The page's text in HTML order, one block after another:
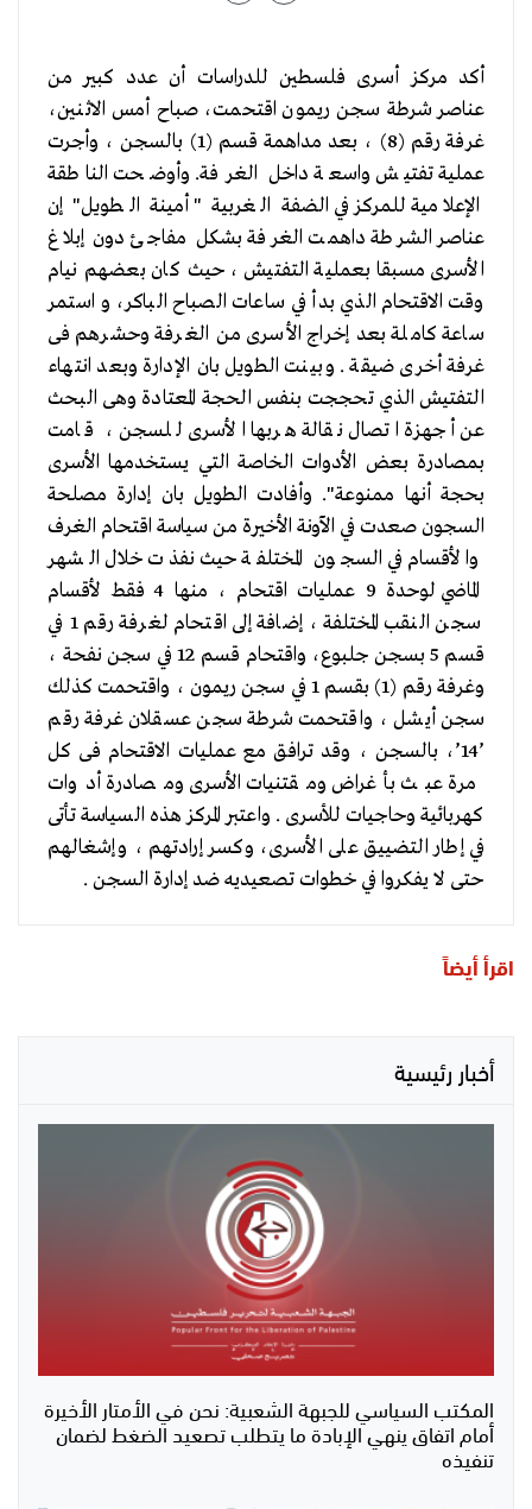
أكد مركز أسرى فلسطين للدراسات أن عدد كبير من
عناصر شرطة سجن ريمون اقتحمت، صباح أمس الاثنين،
غرفة رقم (8) ، بعد مداهمة قسم (1) بالسجن ، وأجرت
عملية تفتيش واسعة داخل الغرفة. وأوضحت الناطقة
الإعلامية للمركز في الضفة الغربية " أمينة الطويل" إن
عناصر الشرطة داهمت الغرفة بشكل مفاجئ دون إبلاغ
الأسرى مسبقا بعملية التفتيش ، حيث كان بعضهم نيام
وقت الاقتحام الذي بدأ في ساعات الصباح الباكر، و استمر
ساعة كاملة بعد إخراج الأسرى من الغرفة وحشرهم فى
غرفة أخرى ضيقة . وبينت الطويل بان الإدارة وبعد انتهاء
التفتيش الذي تحججت بنفس الحجة المعتادة وهى البحث
عن أجهزة اتصال نقالة هربها الأسرى للسجن ، قامت
بمصادرة بعض الأدوات الخاصة التي يستخدمها الأسرى
بحجة أنها ممنوعة". وأفادت الطويل بان إدارة مصلحة
السجون صعدت في الآونة الأخيرة من سياسة اقتحام الغرف
والأقسام في السجون المختلفة حيث نفذت خلال الشهر
الماضي لوحدة 9 عمليات اقتحام ، منها 4 فقط لأقسام
سجن النقب المختلفة ، إضافة إلى اقتحام لغرفة رقم 1 في
قسم 5 بسجن جلبوع، واقتحام قسم 12 في سجن نفحة ،
وغرفة رقم (1) بقسم 1 في سجن ريمون ، واقتحمت كذلك
سجن أيشل ، واقتحمت شرطة سجن عسقلان غرفة رقم
’14’، بالسجن ، وقد ترافق مع عمليات الاقتحام فى كل
مرة عبث بأغراض ومقتنيات الأسرى ومصادرة أدوات
كهربائية وحاجيات للأسرى . واعتبر المركز هذه السياسة تأتى
في إطار التضييق على الأسرى، وكسر إرادتهم ، وإشغالهم
حتى لا يفكروا في خطوات تصعيديه ضد إدارة السجن .
اقرأ أيضاً
أخبار رئيسية
المكتب السياسي للجبهة الشعبية: نحن في الأمتار الأخيرة
أمام اتفاق ينهي الإبادة ما يتطلب تصعيد الضغط لضمان
تنفيذه